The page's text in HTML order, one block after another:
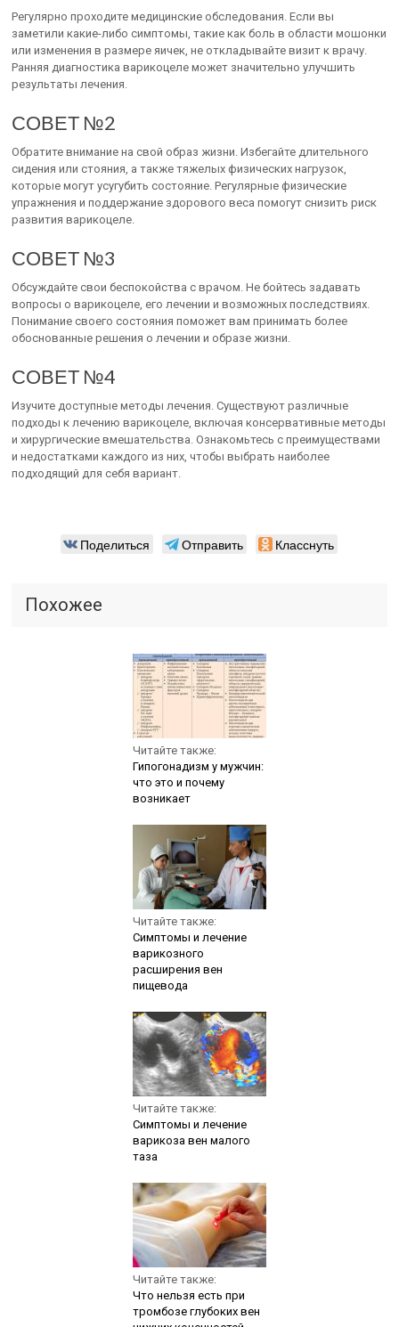
Регулярно проходите медицинские обследования. Если вы
заметили какие-либо симптомы, такие как боль в области мошонки
или изменения в размере яичек, не откладывайте визит к врачу.
Ранняя диагностика варикоцеле может значительно улучшить
результаты лечения.
СОВЕТ №2
Обратите внимание на свой образ жизни. Избегайте длительного
сидения или стояния, а также тяжелых физических нагрузок,
которые могут усугубить состояние. Регулярные физические
упражнения и поддержание здорового веса помогут снизить риск
развития варикоцеле.
СОВЕТ №3
Обсуждайте свои беспокойства с врачом. Не бойтесь задавать
вопросы о варикоцеле, его лечении и возможных последствиях.
Понимание своего состояния поможет вам принимать более
обоснованные решения о лечении и образе жизни.
СОВЕТ №4
Изучите доступные методы лечения. Существуют различные
подходы к лечению варикоцеле, включая консервативные методы
и хирургические вмешательства. Ознакомьтесь с преимуществами
и недостатками каждого из них, чтобы выбрать наиболее
подходящий для себя вариант.
Поделиться Отправить Класснуть
Похожее
Читайте также:
Гипогонадизм у мужчин:
что это и почему
возникает
Читайте также:
Симптомы и лечение
варикозного
расширения вен
пищевода
Читайте также:
Симптомы и лечение
варикоза вен малого
таза
Читайте также:
Что нельзя есть при
тромбозе глубоких вен